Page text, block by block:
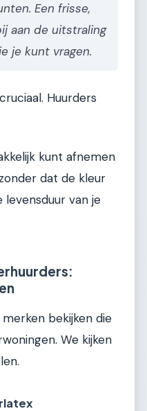
Een frisse,
aan de uitstraling
je kunt vragen.
Huurders
kunt afnemen
dat de kleur
van je
bekijken die
We kijken